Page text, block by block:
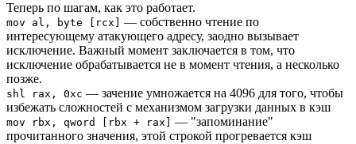
Теперь по шагам, как это работает.
mov al, byte [rcx]
— собственно чтение по
интересующему атакующего адресу, заодно вызывает
исключение. Важный момент заключается в том, что
исключение обрабатывается не в момент чтения, а несколько
позже.
shl rax, 0xc — зачение умножается на 4096 для того, чтобы
избежать сложностей с механизмом загрузки данных в кэш
mov rbx, qword [rbx + rax]
— "запоминание"
прочитанного значения, этой строкой прогревается кэш